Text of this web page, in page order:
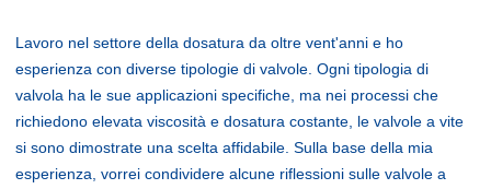
Lavoro nel settore della dosatura da oltre vent'anni e ho
esperienza con diverse tipologie di valvole. Ogni tipologia di
valvola ha le sue applicazioni specifiche, ma nei processi che
richiedono elevata viscosità e dosatura costante, le valvole a vite
si sono dimostrate una scelta affidabile. Sulla base della mia
esperienza, vorrei condividere alcune riflessioni sulle valvole a